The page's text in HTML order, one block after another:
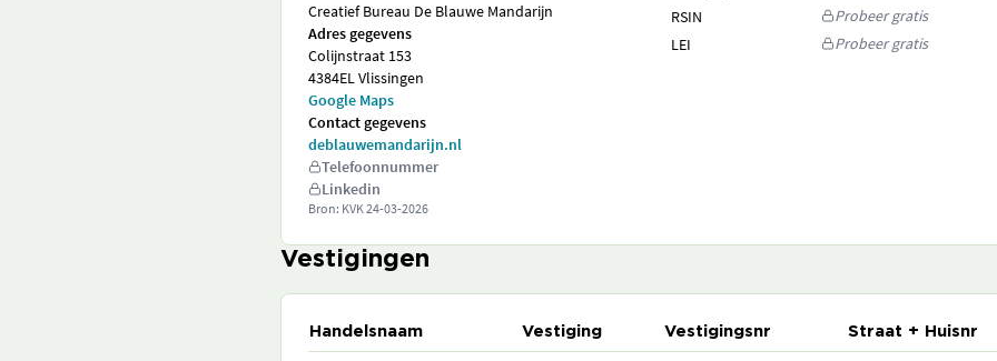
Creatief Bureau De Blauwe Mandarijn
Adres gegevens
Colijnstraat 153
4384EL Vlissingen
Google Maps
Contact gegevens
deblauwemandarijn.nl
Telefoonnummer
Linkedin
Bron: KVK24-03-2026
RSIN
Probeer gratis
LEI
Probeer gratis
Vestigingen
Handelsnaam Vestiging Vestigingsnr Straat + Huisnr